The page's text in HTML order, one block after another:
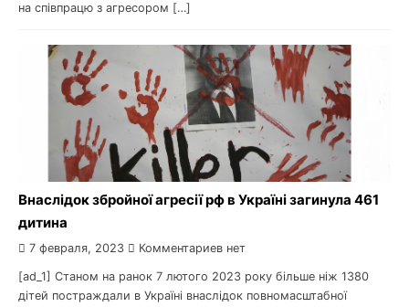
на співпрацю з агресором […]
Внаслідок збройної агресії рф в Україні загинула 461
дитина
7 февраля, 2023 Комментариев нет
[ad_1] Станом на ранок 7 лютого 2023 року більше ніж 1380
дітей постраждали в Україні внаслідок повномасштабної